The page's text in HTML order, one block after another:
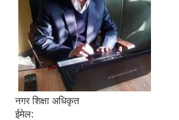
नगर शिक्षा अधिकृत
ईमेल: